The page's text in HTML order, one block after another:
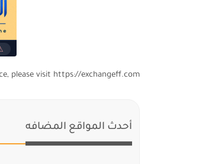
please visit https://exchangeff.com/
أحدث المواقع المضافه